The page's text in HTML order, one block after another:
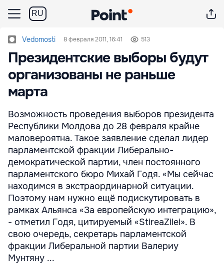
RU
Vedomosti 8 февраля 2011, 16:41 513
Президентские выборы будут
организованы не раньше
марта
Возможность проведения выборов президента
Республики Молдова до 28 февраля крайне
маловероятна. Такое заявление сделал лидер
парламентской фракции Либерально-
демократической партии, член постоянного
парламентского бюро Михай Годя. «Мы сейчас
находимся в экстраординарной ситуации.
Поэтому нам нужно ещё подискутировать в
рамках Альянса «За европейскую интеграцию»,
- отметил Годя, цитируемый «StireaZilei». В
свою очередь, секретарь парламентской
фракции Либеральной партии Валериу
Мунтяну ...